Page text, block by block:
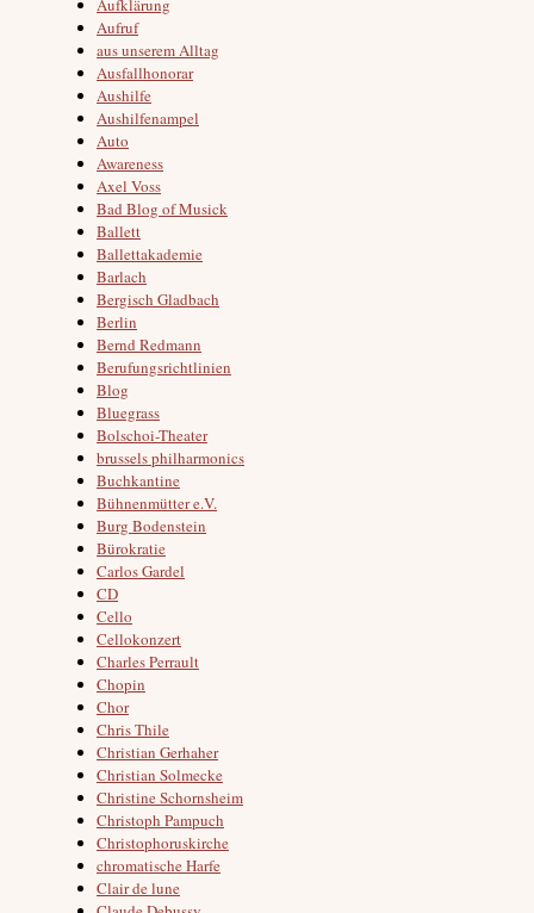
Aufklärung
Aufruf
aus unserem Alltag
Ausfallhonorar
Aushilfe
Aushilfenampel
Auto
Awareness
Axel Voss
Bad Blog of Musick
Ballett
Ballettakademie
Barlach
Bergisch Gladbach
Berlin
Bernd Redmann
Berufungsrichtlinien
Blog
Bluegrass
Bolschoi-Theater
brussels philharmonics
Buchkantine
Bühnenmütter e.V.
Burg Bodenstein
Bürokratie
Carlos Gardel
CD
Cello
Cellokonzert
Charles Perrault
Chopin
Chor
Chris Thile
Christian Gerhaher
Christian Solmecke
Christine Schornsheim
Christoph Pampuch
Christophoruskirche
chromatische Harfe
Clair de lune